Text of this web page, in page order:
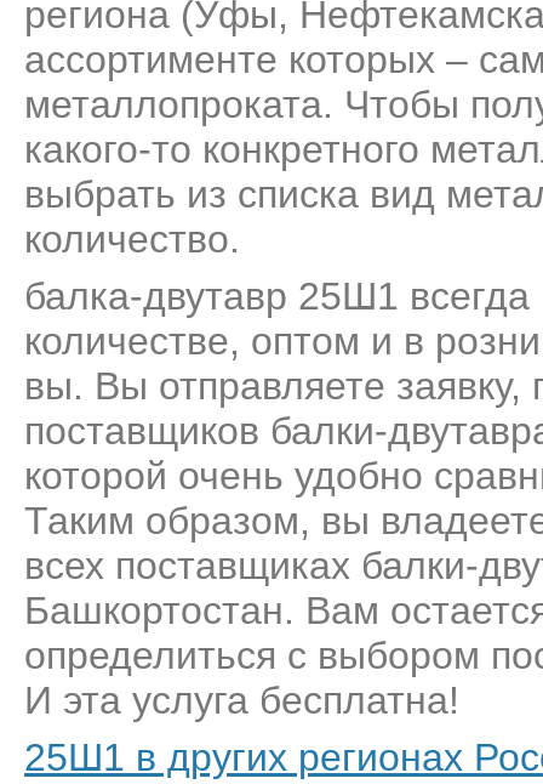
региона (Уфы,
ассортименте которых –
металлопроката. Чтобы
какого-то конкретного
выбрать из списка вид
количество.
балка-двутавр 25Ш1
количестве, оптом и в
вы. Вы отправляете заявку,
поставщиков балки-
которой очень удобно
Таким образом, вы
всех поставщиках балки-
Башкортостан. Вам
определиться с выбором
И эта услуга бесплатна!
25Ш1 в других регионах